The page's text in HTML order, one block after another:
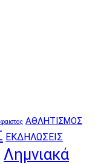
ΑΘΛΗΤΙΣΜΟΣ
ΕΚΔΗΛΩΣΕΙΣ
Λημνιακά